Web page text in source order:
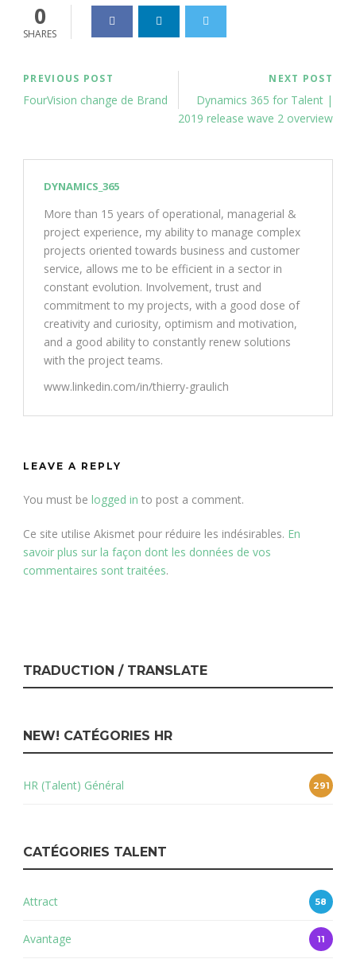
0
SHARES
PREVIOUS POST
FourVision change de Brand
NEXT POST
Dynamics 365 for Talent |
2019 release wave 2 overview
DYNAMICS_365
More than 15 years of operational, managerial &
project experience, my ability to manage complex
projects oriented towards business and customer
service, allows me to be efficient in a sector in
constant evolution. Involvement, trust and
commitment to my projects, with a good dose of
creativity and curiosity, optimism and motivation,
and a good ability to constantly renew solutions
with the project teams.
www.linkedin.com/in/thierry-graulich
LEAVE A REPLY
You must be logged in to post a comment.
Ce site utilise Akismet pour réduire les indésirables. En
savoir plus sur la façon dont les données de vos
commentaires sont traitées.
TRADUCTION / TRANSLATE
NEW! CATÉGORIES HR
HR (Talent) Général 291
CATÉGORIES TALENT
Attract 58
Avantage 11